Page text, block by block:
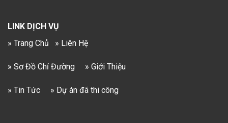
LINK DỊCH VỤ
» Trang Chủ
» Liên Hệ
» Sơ Đồ Chỉ Đường » Giới Thiệu
» Tin Tức » Dự án đã thi công